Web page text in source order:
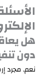
هل
دون
نعم. مجرد